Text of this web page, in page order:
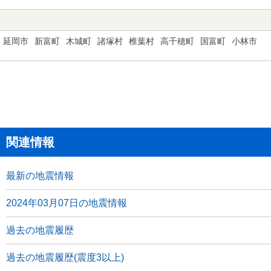
延岡市 新富町 木城町 諸塚村 椎葉村 高千穂町 国富町 小林市
関連情報
最新の地震情報
2024年03月07日の地震情報
過去の地震履歴
過去の地震履歴(震度3以上)